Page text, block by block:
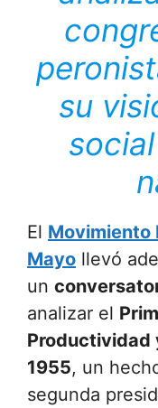
su
El Movimiento
Mayo llevó
un
analizar el
Productividad
1955, un
segunda